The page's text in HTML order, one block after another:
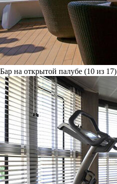
Бар на открытой палубе (10 из 17)